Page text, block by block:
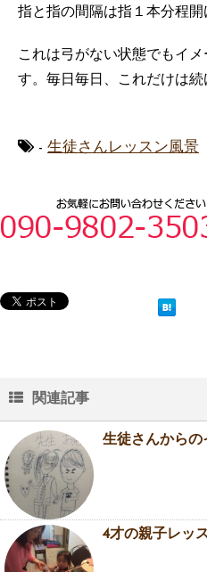
指と指の間隔は指１本分程開
これは弓がない状態でもイ
す。 毎日毎日、これだけは続
- 生徒さんレッスン風景
関連記事
生徒さんからの
4才の親子レッ